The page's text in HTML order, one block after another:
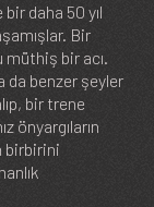
daha 50 yıl
Bir
müthiş bir acı.
da benzer şeyler
bir trene
önyargıların
birbirini